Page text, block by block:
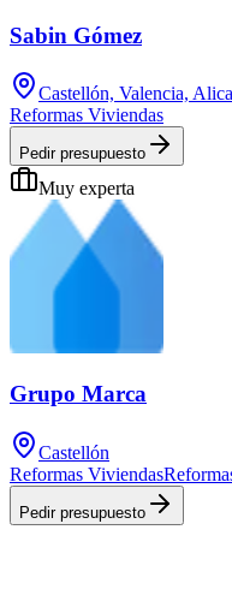
Sabin Gómez
Castellón, Valencia,
Reformas Viviendas
Pedir presupuesto
Muy experta
Grupo Marca
Castellón
Reformas Viviendas
Pedir presupuesto